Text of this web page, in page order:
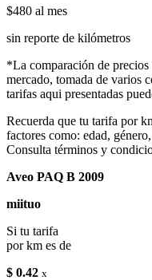
$480 al mes
sin reporte de kilómetros
*La comparación de precios
mercado, tomada de varios
tarifas aqui presentadas
Recuerda que tu tarifa por
factores como: edad,
Consulta términos y
Aveo PAQ B 2009
miituo
Si tu tarifa
por km es de
$ 0.42 x